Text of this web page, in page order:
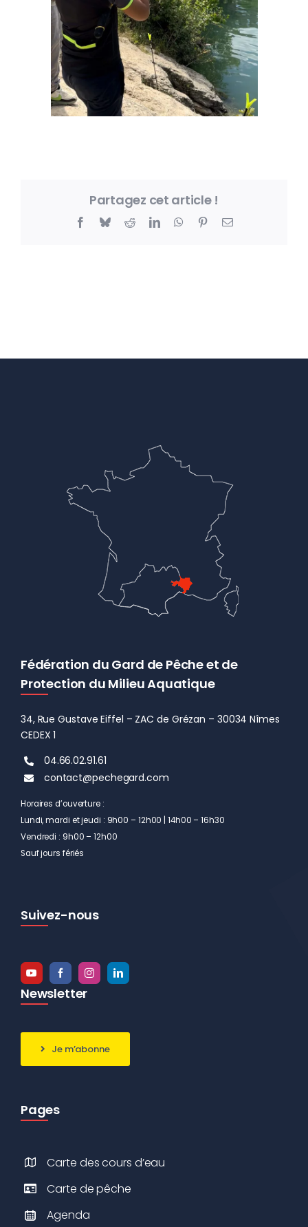
Partagez cet article !
Facebook
BlueskyRedditLinkedInWhatsApp
PinterestEmail
Fédération du Gard de Pêche et de
Protection du Milieu Aquatique
34, Rue Gustave Eiffel – ZAC de Grézan – 30034 Nîmes
CEDEX 1
04.66.02.91.61
contact@pechegard.com
Horaires d’ouverture :
Lundi, mardi et jeudi : 9h00 – 12h00 | 14h00 – 16h30
Vendredi : 9h00 – 12h00
Sauf jours fériés
Suivez-nous
Newsletter
Je m’abonne
Pages
Carte des cours d’eau
Carte de pêche
Agenda